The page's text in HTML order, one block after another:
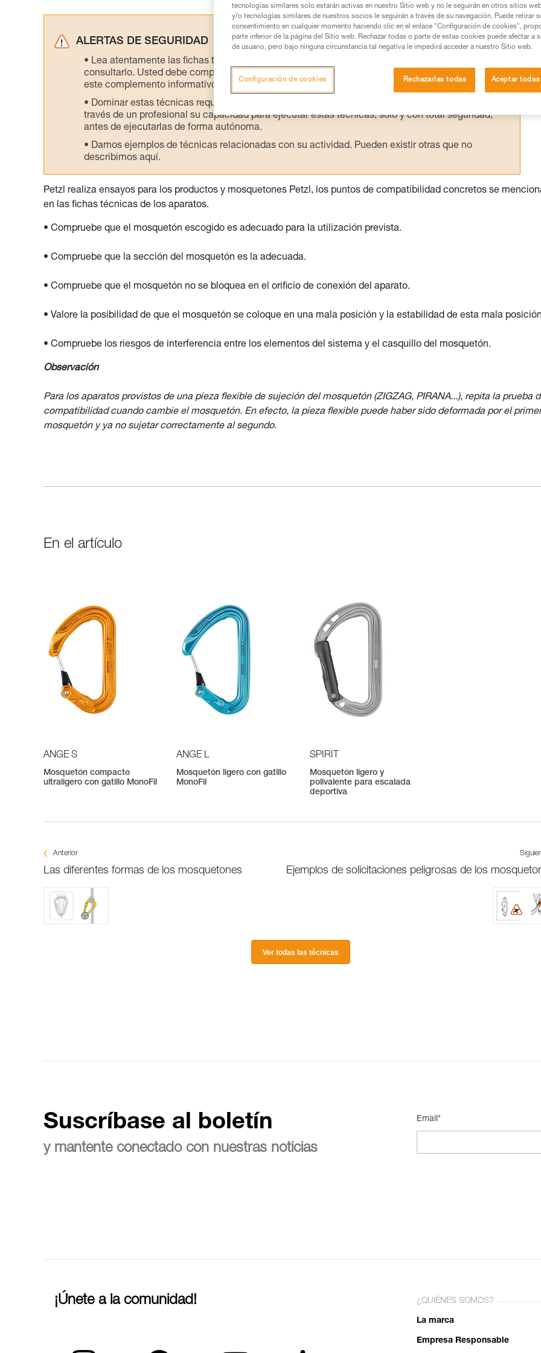
ALERTAS DE SEGURIDAD
Lea atentamente las fichas técnicas de los productos utilizados en este consejo antes de
consultarlo. Usted debe comprender la información de la ficha técnica para poder comprender
este complemento informativo.
Dominar estas técnicas requiere una formación y un entrenamiento específico. Confirme a
través de un profesional su capacidad para ejecutar estas técnicas, solo y con total seguridad,
antes de ejecutarlas de forma autónoma.
Damos ejemplos de técnicas relacionadas con su actividad. Pueden existir otras que no
describimos aquí.
Petzl realiza ensayos para los productos y mosquetones Petzl, los puntos de compatibilidad concretos se
en las fichas técnicas de los aparatos.
• Compruebe que el mosquetón escogido es adecuado para la utilización prevista.
• Compruebe que la sección del mosquetón es la adecuada.
• Compruebe que el mosquetón no se bloquea en el orificio de conexión del aparato.
• Valore la posibilidad de que el mosquetón se coloque en una mala posición y la estabilidad de esta mala
• Compruebe los riesgos de interferencia entre los elementos del sistema y el casquillo del mosquetón.
Observación
Para los aparatos provistos de una pieza flexible de sujeción del mosquetón (ZIGZAG, PIRANA...), repita la prueba
compatibilidad cuando cambie el mosquetón. En efecto, la pieza flexible puede haber sido deformada por el primer
mosquetón y ya no sujetar correctamente al segundo.
En el artículo
ANGE S
Mosquetón compacto
ultraligero con gatillo MonoFil
ANGE L
Mosquetón ligero con gatillo
MonoFil
SPIRIT
Mosquetón ligero y
polivalente para escalada
deportiva
Anterior
Las diferentes formas de los mosquetones Ejemplos de solicitaciones peligrosas de los
Ver todas las técnicas
Suscríbase al boletín
y mantente conectado con nuestras noticias
Email*
¡Únete a la comunidad! ¿QUIÉNES SOMOS?
La marca
Empresa Responsable
tecnologías similares solo estarán activas en nuestro Sitio web y no le seguirán en otros sitios
y/o tecnologías similares de nuestros socios le seguirán a través de su navegación. Puede retirar
consentimiento en cualquier momento haciendo clic en el enlace "Configuración de cookies",
parte inferior de la página del Sitio web. Rechazar todas o parte de estas cookies puede afectar a
de usuario, pero bajo ninguna circunstancia tal negativa le impedirá acceder a nuestro Sitio web.
Rechazarlas todas Aceptar
Configuración de cookies